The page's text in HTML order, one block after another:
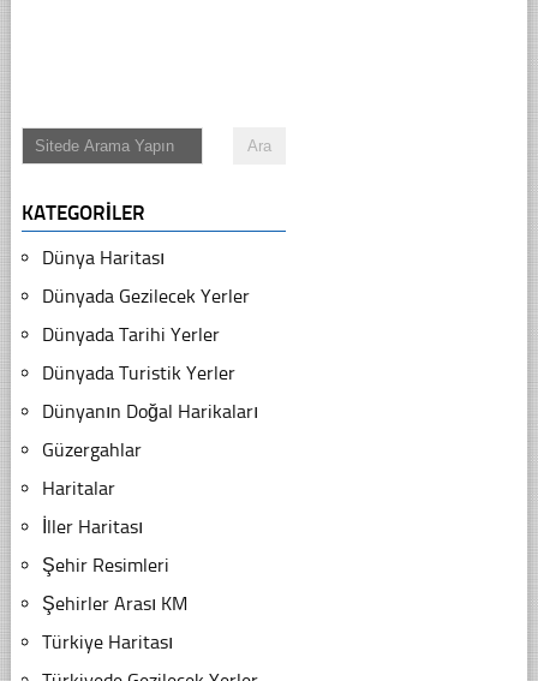
KATEGORILER
Dünya Haritası
Dünyada Gezilecek Yerler
Dünyada Tarihi Yerler
Dünyada Turistik Yerler
Dünyanın Doğal Harikaları
Güzergahlar
Haritalar
İller Haritası
Şehir Resimleri
Şehirler Arası KM
Türkiye Haritası